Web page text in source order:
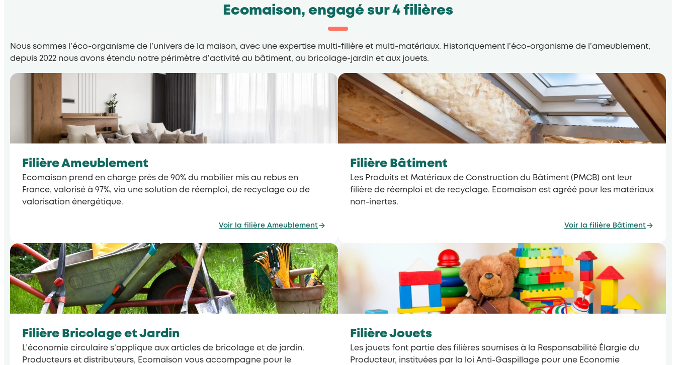
Ecomaison, engagé sur 4 filières
Nous sommes l’éco-organisme de l’univers de la maison, avec une expertise multi-filière et multi-matériaux. Historiquement l’éco-organisme de l’ameublement,
depuis 2022 nous avons étendu notre périmètre d’activité au bâtiment, au bricolage-jardin et aux jouets.
Filière Ameublement
Ecomaison prend en charge près de 90% du mobilier mis au rebus en
France, valorisé à 97%, via une solution de réemploi, de recyclage ou de
valorisation énergétique.
Voir la filière Ameublement
Filière Bâtiment
Les Produits et Matériaux de Construction du Bâtiment (PMCB) ont leur
filière de réemploi et de recyclage. Ecomaison est agréé pour les matériaux
non-inertes.
Voir la filière Bâtiment
Filière Bricolage et Jardin
L’économie circulaire s’applique aux articles de bricolage et de jardin.
Producteurs et distributeurs, Ecomaison vous accompagne pour le
Filière Jouets
Les jouets font partie des filières soumises à la Responsabilité Élargie du
Producteur, instituées par la loi Anti-Gaspillage pour une Economie